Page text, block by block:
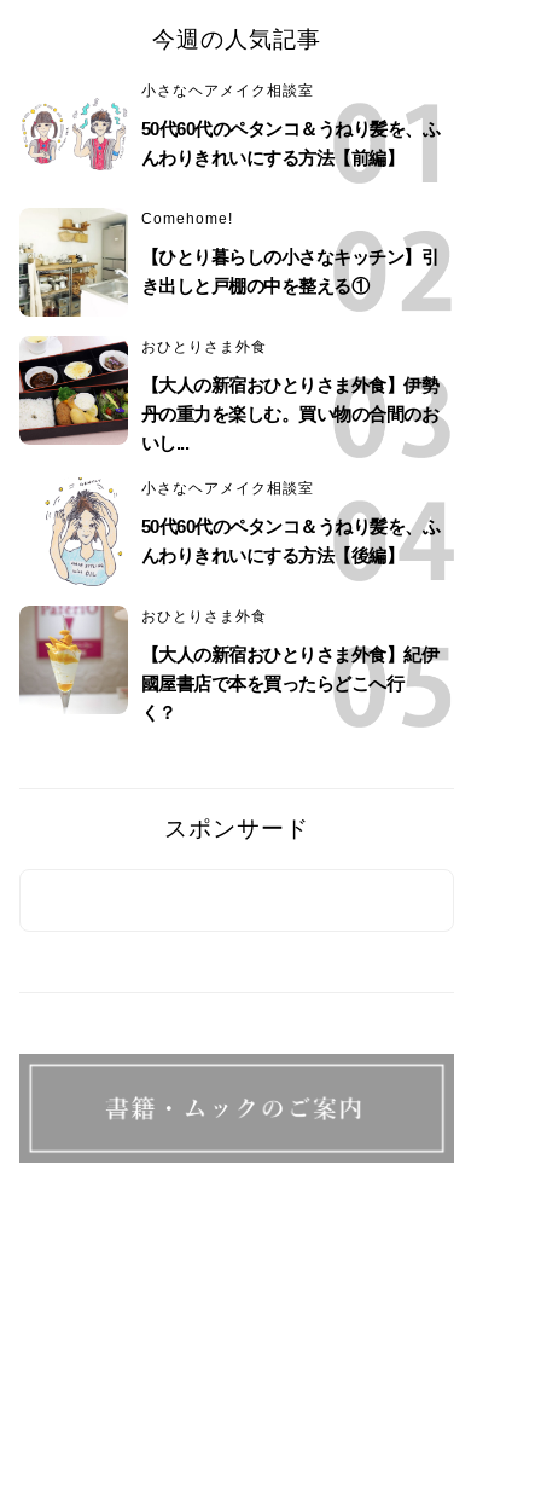
今週の人気記事
小さなヘアメイク相談室
50代60代のペタンコ＆うねり髪を、ふ
んわりきれいにする方法【前編】
Comehome!
【ひとり暮らしの小さなキッチン】引
き出しと戸棚の中を整える①
おひとりさま外食
【大人の新宿おひとりさま外食】伊勢
丹の重力を楽しむ。買い物の合間のお
いし...
小さなヘアメイク相談室
50代60代のペタンコ＆うねり髪を、ふ
んわりきれいにする方法【後編】
おひとりさま外食
【大人の新宿おひとりさま外食】紀伊
國屋書店で本を買ったらどこへ行
く？
スポンサード